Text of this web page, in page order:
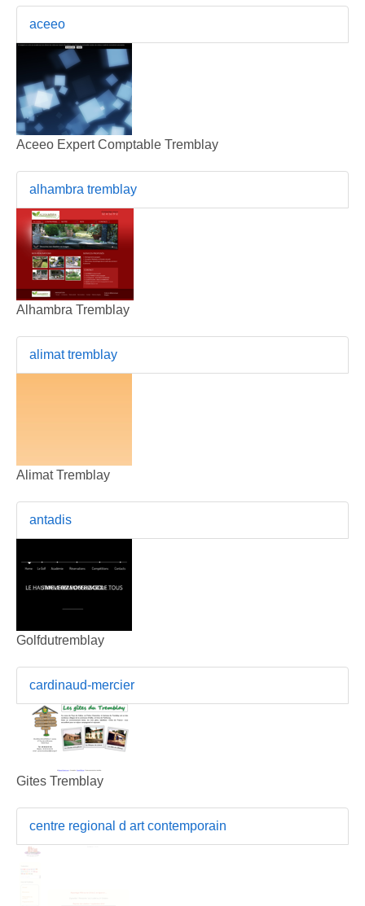
aceeo
Aceeo Expert Comptable Tremblay
alhambra tremblay
Alhambra Tremblay
alimat tremblay
Alimat Tremblay
antadis
Golfdutremblay
cardinaud-mercier
Gites Tremblay
centre regional d art contemporain